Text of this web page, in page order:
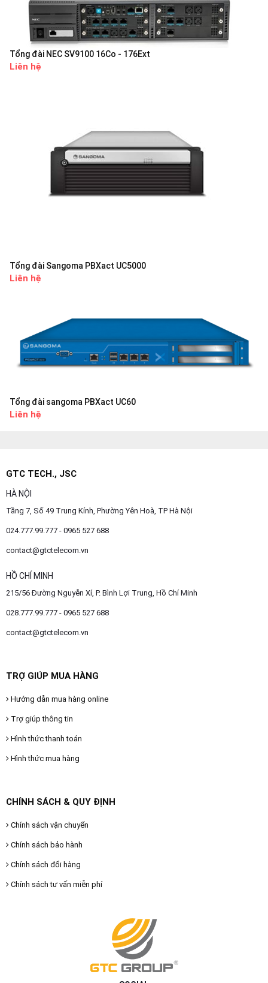
Tổng đài NEC SV9100 16Co - 176Ext
Liên hệ
Tổng đài Sangoma PBXact UC5000
Liên hệ
Tổng đài sangoma PBXact UC60
Liên hệ
GTC TECH., JSC
HÀ NỘI
Tầng 7, Số 49 Trung Kính, Phường Yên Hoà, TP Hà Nội
024.777.99.777 - 0965 527 688
contact@gtctelecom.vn
HỒ CHÍ MINH
215/56 Đường Nguyễn Xí, P. Bình Lợi Trung, Hồ Chí Minh
028.777.99.777 - 0965 527 688
contact@gtctelecom.vn
TRỢ GIÚP MUA HÀNG
Hướng dẫn mua hàng online
Trợ giúp thông tin
Hình thức thanh toán
Hình thức mua hàng
CHÍNH SÁCH & QUY ĐỊNH
Chính sách vận chuyển
Chính sách bảo hành
Chính sách đổi hàng
Chính sách tư vấn miễn phí